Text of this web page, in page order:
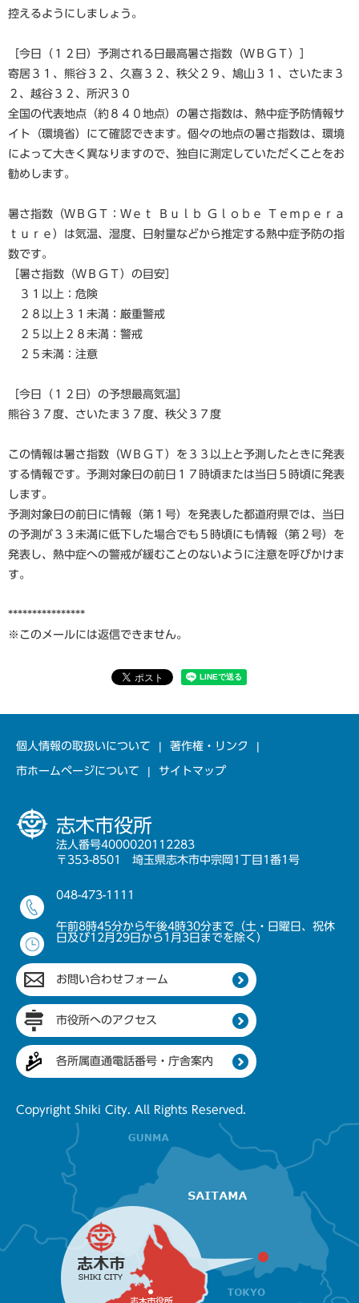
控えるようにしましょう。
［今日（１２日）予測される日最高暑さ指数（ＷＢＧＴ）］
寄居３１、熊谷３２、久喜３２、秩父２９、鳩山３１、さいたま３
２、越谷３２、所沢３０
全国の代表地点（約８４０地点）の暑さ指数は、熱中症予防情報サ
イト（環境省）にて確認できます。個々の地点の暑さ指数は、環境
によって大きく異なりますので、独自に測定していただくことをお
勧めします。
暑さ指数（ＷＢＧＴ：Ｗｅｔ Ｂｕｌｂ Ｇｌｏｂｅ Ｔｅｍｐｅｒａ
ｔｕｒｅ）は気温、湿度、日射量などから推定する熱中症予防の指
数です。
［暑さ指数（ＷＢＧＴ）の目安］
３１以上：危険
２８以上３１未満：厳重警戒
２５以上２８未満：警戒
２５未満：注意
［今日（１２日）の予想最高気温］
熊谷３７度、さいたま３７度、秩父３７度
この情報は暑さ指数（ＷＢＧＴ）を３３以上と予測したときに発表
する情報です。予測対象日の前日１７時頃または当日５時頃に発表
します。
予測対象日の前日に情報（第１号）を発表した都道府県では、当日
の予測が３３未満に低下した場合でも５時頃にも情報（第２号）を
発表し、熱中症への警戒が緩むことのないように注意を呼びかけま
す。
****************
※このメールには返信できません。
個人情報の取扱いについて 著作権・リンク
市ホームページについて サイトマップ
志木市役所
法人番号4000020112283
〒353-8501 埼玉県志木市中宗岡1丁目1番1号
048-473-1111
午前8時45分から午後4時30分まで（土・日曜日、祝休
日及び12月29日から1月3日までを除く）
お問い合わせフォーム
市役所へのアクセス
各所属直通電話番号・庁舎案内
Copyright Shiki City. All Rights Reserved.